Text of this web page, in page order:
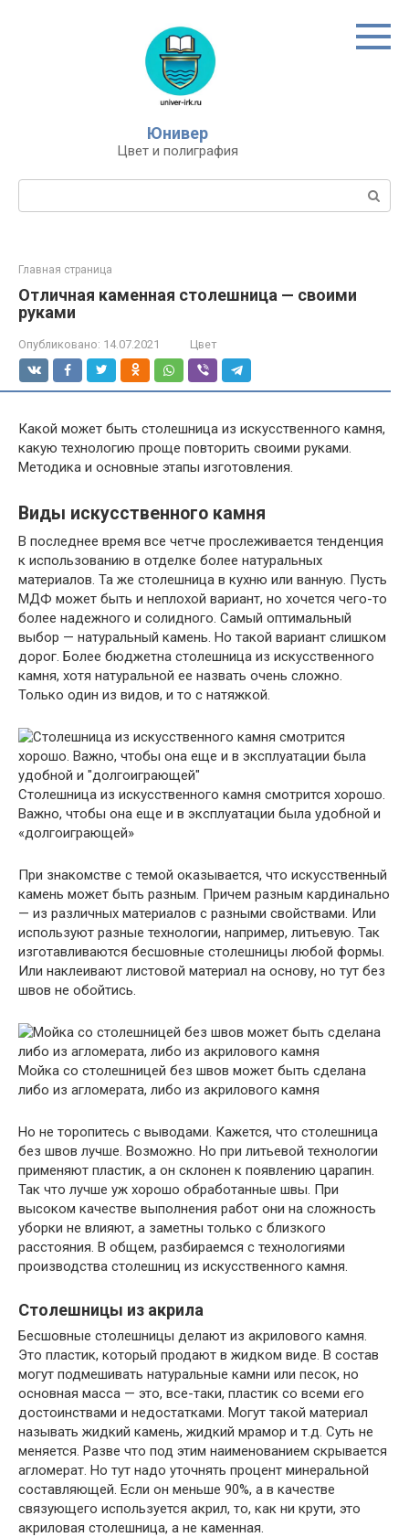
Юнивер
Цвет и полиграфия
Главная страница
Отличная каменная столешница — своими
руками
Опубликовано: 14.07.2021 Цвет
Какой может быть столешница из искусственного камня,
какую технологию проще повторить своими руками.
Методика и основные этапы изготовления.
Виды искусственного камня
В последнее время все четче прослеживается тенденция
к использованию в отделке более натуральных
материалов. Та же столешница в кухню или ванную. Пусть
МДФ может быть и неплохой вариант, но хочется чего-то
более надежного и солидного. Самый оптимальный
выбор — натуральный камень. Но такой вариант слишком
дорог. Более бюджетна столешница из искусственного
камня, хотя натуральной ее назвать очень сложно.
Только один из видов, и то с натяжкой.
Столешница из искусственного камня смотрится хорошо.
Важно, чтобы она еще и в эксплуатации была удобной и
«долгоиграющей»
При знакомстве с темой оказывается, что искусственный
камень может быть разным. Причем разным кардинально
— из различных материалов с разными свойствами. Или
используют разные технологии, например, литьевую. Так
изготавливаются бесшовные столешницы любой формы.
Или наклеивают листовой материал на основу, но тут без
швов не обойтись.
Мойка со столешницей без швов может быть сделана
либо из агломерата, либо из акрилового камня
Но не торопитесь с выводами. Кажется, что столешница
без швов лучше. Возможно. Но при литьевой технологии
применяют пластик, а он склонен к появлению царапин.
Так что лучше уж хорошо обработанные швы. При
высоком качестве выполнения работ они на сложность
уборки не влияют, а заметны только с близкого
расстояния. В общем, разбираемся с технологиями
производства столешниц из искусственного камня.
Столешницы из акрила
Бесшовные столешницы делают из акрилового камня.
Это пластик, который продают в жидком виде. В состав
могут подмешивать натуральные камни или песок, но
основная масса — это, все-таки, пластик со всеми его
достоинствами и недостатками. Могут такой материал
называть жидкий камень, жидкий мрамор и т.д. Суть не
меняется. Разве что под этим наименованием скрывается
агломерат. Но тут надо уточнять процент минеральной
составляющей. Если он меньше 90%, а в качестве
связующего используется акрил, то, как ни крути, это
акриловая столешница, а не каменная.